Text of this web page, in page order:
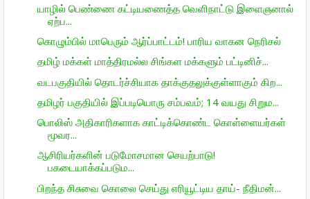
யாழில் பெண்ணை கட்டியணைத்த வெளிநாட்டு இளைஞனால்
ஏற்ப...
கொழும்பில் மாபெரும் ஆர்ப்பாட்டம்! பாரிய வாகன நெரிசல்
தமிழ் மக்கள் மாத்திரமல்ல சிங்கள மக்களும் பட்டினிச்...
வடபகுதியில் தொடர்ச்சியாக தாக்குதலுக்குள்ளாகும் கிற...
தமிழர் பகுதியில் இப்படியொரு சம்பவம்; 14 வயது சிறும...
பொலிஸ் அதிகாரிகளாக காட்டிக்கொண்ட கொள்ளையர்கள்
மூவர...
ஆசிரியர்களின் படுமோசமான செயற்பாடு!
பகடையாக்கப்படும...
பிறந்த சிசுவை கொலை செய்து எரியூட்டிய தாய்- நீதிமன்...